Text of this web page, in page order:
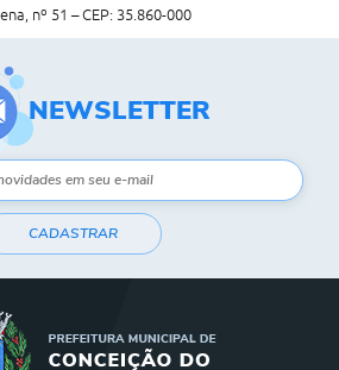
nº 51 – CEP: 35.860-000
NEWSLETTER
CADASTRAR